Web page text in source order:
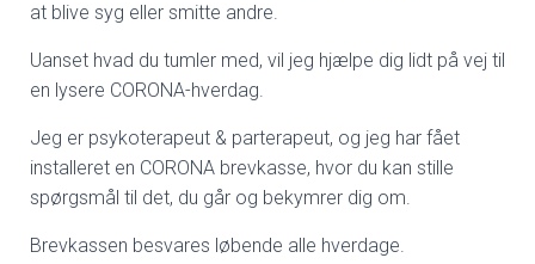
at blive syg eller smitte andre.
Uanset hvad du tumler med, vil jeg hjælpe dig lidt på vej til
en lysere CORONA-hverdag.
Jeg er psykoterapeut & parterapeut, og jeg har fået
installeret en CORONA brevkasse, hvor du kan stille
spørgsmål til det, du går og bekymrer dig om.
Brevkassen besvares løbende alle hverdage.